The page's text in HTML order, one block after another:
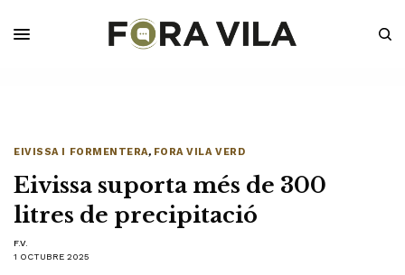
EIVISSA I FORMENTERA, FORA VILA VERD
Eivissa suporta més de 300
litres de precipitació
F.V.
1 OCTUBRE 2025